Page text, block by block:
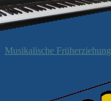
Musikalische Früherziehung